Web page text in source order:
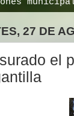
27 DE
el